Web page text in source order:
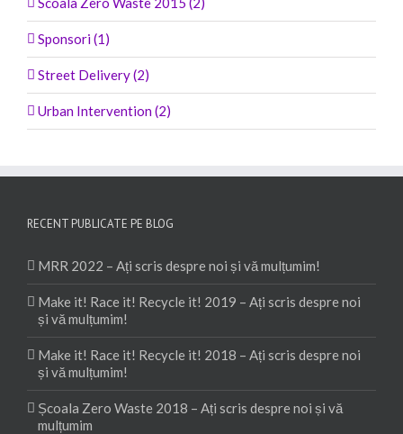
Sponsori (1)
Street Delivery (2)
Urban Intervention (2)
RECENT PUBLICATE PE BLOG
MRR 2022 – Ați scris despre noi și vă mulțumim!
Make it! Race it! Recycle it! 2019 – Ați scris despre noi
și vă mulțumim!
Make it! Race it! Recycle it! 2018 – Ați scris despre noi
și vă mulțumim!
Școala Zero Waste 2018 – Ați scris despre noi și vă
mulțumim